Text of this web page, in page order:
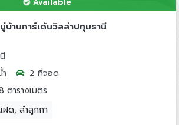
บ้านการ์เด้นวิลล่าปทุมธานี
2 ที่จอด
ตารางเมตร
ฝด, ลำลูกกา